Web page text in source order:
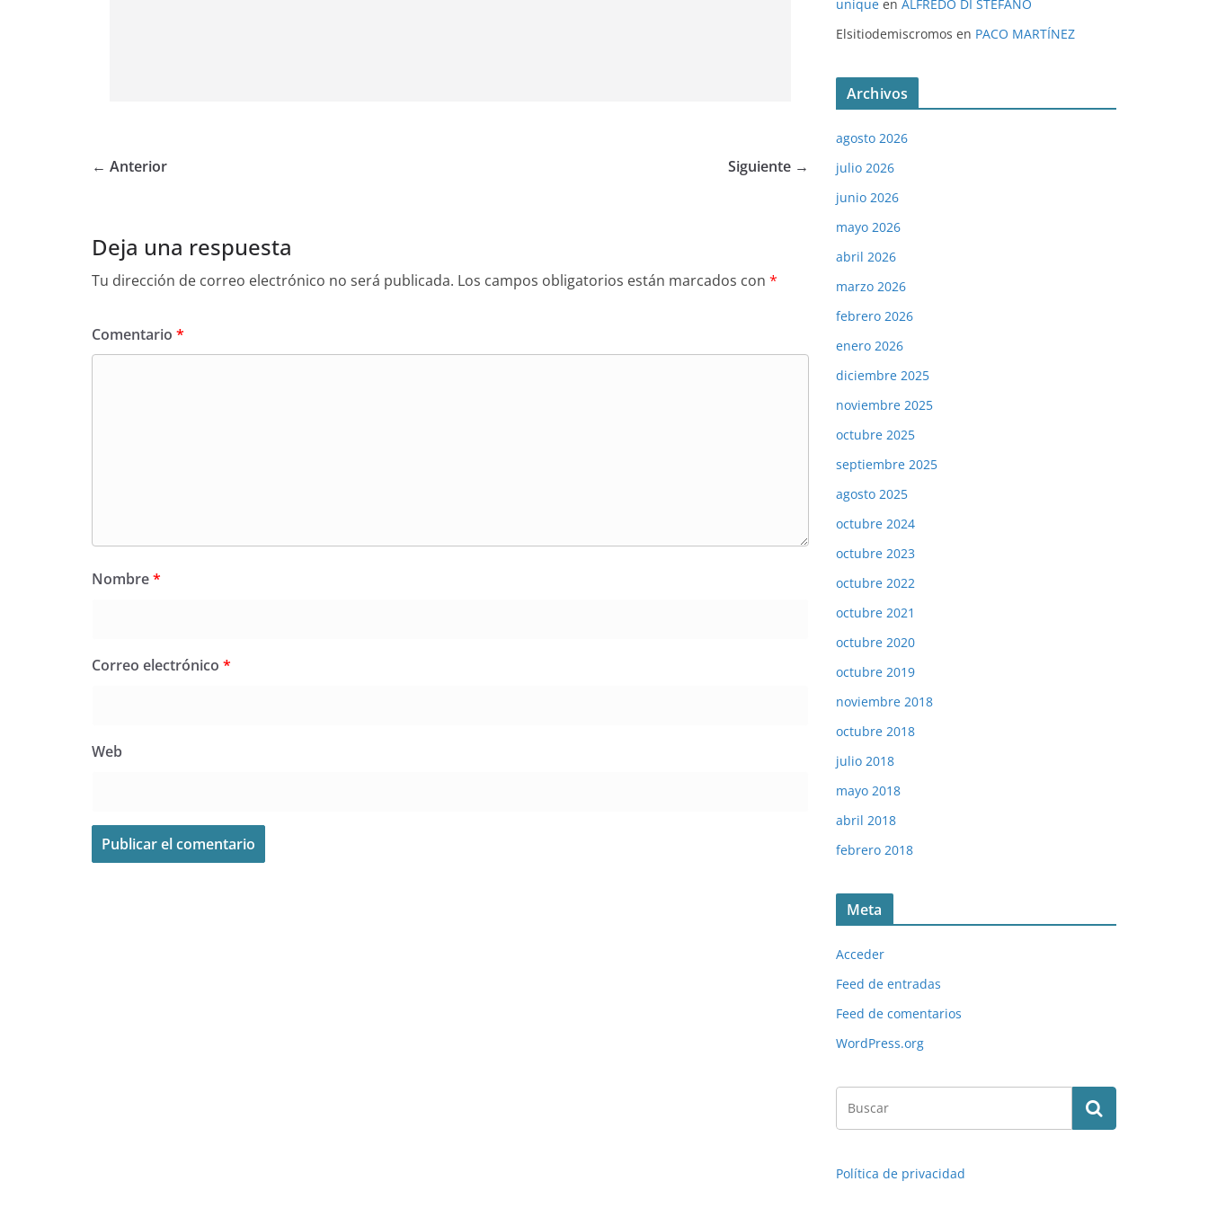
← Anterior Siguiente →
Deja una respuesta
Tu dirección de correo electrónico no será publicada. Los campos obligatorios están marcados con *
Comentario *
Nombre*
Correo electrónico *
Web
unique en ALFREDO DI STÉFANO
Elsitiodemiscromos en PACO MARTÍNEZ
Archivos
agosto 2026
julio 2026
junio 2026
mayo 2026
abril 2026
marzo 2026
febrero 2026
enero 2026
diciembre 2025
noviembre 2025
octubre 2025
septiembre 2025
agosto 2025
octubre 2024
octubre 2023
octubre 2022
octubre 2021
octubre 2020
octubre 2019
noviembre 2018
octubre 2018
julio 2018
mayo 2018
abril 2018
febrero 2018
Meta
Acceder
Feed de entradas
Feed de comentarios
WordPress.org
Política de privacidad